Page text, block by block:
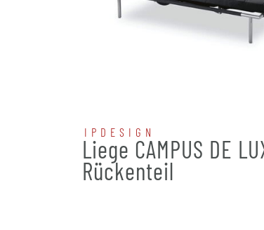
IPDESIGN
Liege CAMPUS DE
Rückenteil